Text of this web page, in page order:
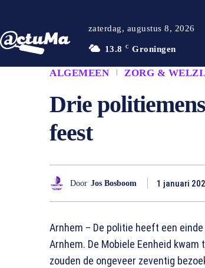
zaterdag, augustus 8, 2026
13.8 C Groningen
ALGEMEEN ZORG &
Drie
feest
Door Jos Bosboom 1 januari
Arnhem – De politie heeft een
Arnhem. De Mobiele Eenheid
zouden de ongeveer zeventig